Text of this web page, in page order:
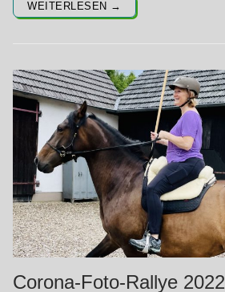
WEITERLESEN →
Corona-Foto-Rallye 2022